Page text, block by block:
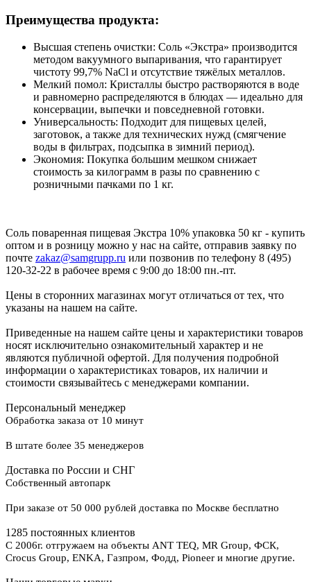
Преимущества продукта:
Высшая степень очистки: Соль «Экстра» производится
методом вакуумного выпаривания, что гарантирует
чистоту 99,7% NaCl и отсутствие тяжёлых металлов.
Мелкий помол: Кристаллы быстро растворяются в воде
и равномерно распределяются в блюдах — идеально для
консервации, выпечки и повседневной готовки.
Универсальность: Подходит для пищевых целей,
заготовок, а также для технических нужд (смягчение
воды в фильтрах, подсыпка в зимний период).
Экономия: Покупка большим мешком снижает
стоимость за килограмм в разы по сравнению с
розничными пачками по 1 кг.
Соль поваренная пищевая Экстра 10% упаковка 50 кг - купить
оптом и в розницу можно у нас на сайте, отправив заявку по
почте zakaz@samgrupp.ru или позвонив по телефону 8 (495)
120-32-22 в рабочее время с 9:00 до 18:00 пн.-пт.
Цены в сторонних магазинах могут отличаться от тех, что
указаны на нашем на сайте.
Приведенные на нашем сайте цены и характеристики товаров
носят исключительно ознакомительный характер и не
являются публичной офертой. Для получения подробной
информации о характеристиках товаров, их наличии и
стоимости связывайтесь с менеджерами компании.
Персональный менеджер
Обработка заказа от 10 минут
В штате более 35 менеджеров
Доставка по России и СНГ
Собственный автопарк
При заказе от 50 000 рублей доставка по Москве бесплатно
1285 постоянных клиентов
С 2006г. отгружаем на объекты ANT TEQ, MR Group, ФСК,
Crocus Group, ENKA, Газпром, Фодд, Pioneer и многие другие.